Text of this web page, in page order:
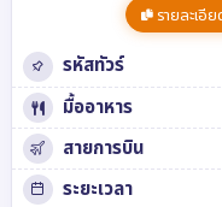
รายละเอี
รหัสทัวร์
มื้ออาหาร
สายการบิน
ระยะเวลา